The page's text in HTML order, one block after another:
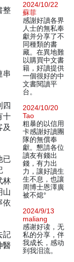
整
串
四
十
已
林
山
依
記
醫
2024/10/22
蘇菲
感謝好讀各界
人士的無私奉
獻并分享了不
同種類的書
藏。在異地難
以購買中文書
籍，好讀提供
一個很好的中
文書閱讀平
台。
2024/10/20
Tao
粗暴的以信用
卡感謝好讀團
隊的無償奉
獻。懇請各位
讀友有錢出
錢，有力出
力，讓好讀生
生不息，也讓
周博士恩澤廣
被不熄°
2024/9/13
maliang
感谢好读，无
私的分享，伴
我成长，感动
到我泪流。